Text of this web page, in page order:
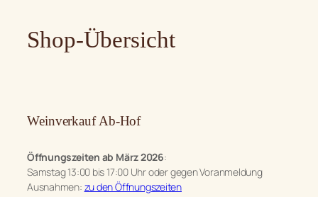
Shop-Übersicht
Weinverkauf Ab-Hof
Öffnungszeiten ab März 2026:
Samstag 13:00 bis 17:00 Uhr oder gegen Voranmeldung
Ausnahmen: zu den Öffnungszeiten